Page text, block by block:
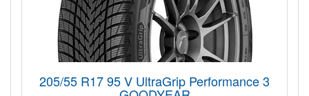
205/55 R17 95 V UltraGrip Performance 3